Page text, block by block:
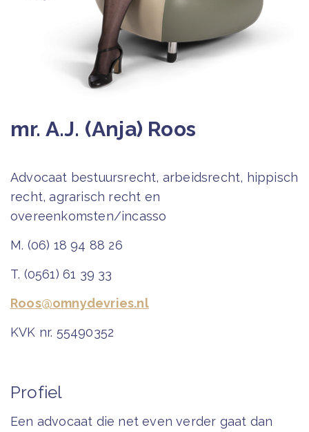
mr. A.J. (Anja) Roos
Advocaat bestuursrecht, arbeidsrecht, hippisch
recht, agrarisch recht en
overeenkomsten/incasso
M. (06) 18 94 88 26
T. (0561) 61 39 33
Roos@omnydevries.nl
KVK nr. 55490352
Profiel
Een advocaat die net even verder gaat dan